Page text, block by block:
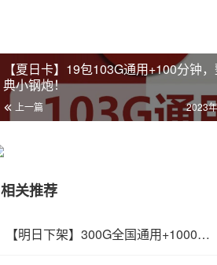
【夏日卡】19包103G通用+100分钟
典小钢炮！
上一篇 2023
相关推荐
【明日下架】300G全国通用+1000分钟全国通话+长期影视VIP=38月租（长期2年一续）